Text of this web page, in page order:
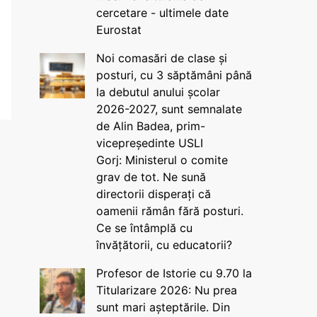
cercetare - ultimele date
Eurostat
Noi comasări de clase și
posturi, cu 3 săptămâni până
la debutul anului școlar
2026-2027, sunt semnalate
de Alin Badea, prim-
vicepreședinte USLI
Gorj: Ministerul o comite
grav de tot. Ne sună
directorii disperați că
oamenii rămân fără posturi.
Ce se întâmplă cu
învățătorii, cu educatorii?
Profesor de Istorie cu 9.70 la
Titularizare 2026: Nu prea
sunt mari așteptările. Din